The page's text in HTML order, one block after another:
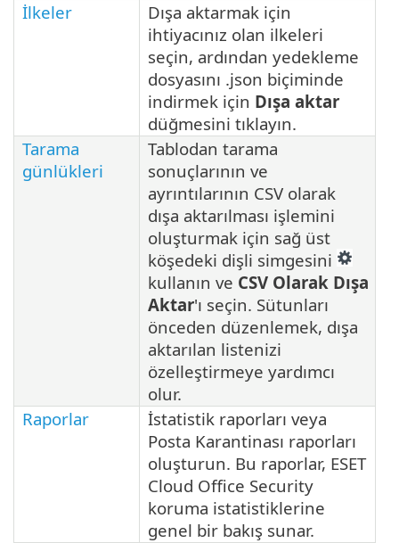
İlkeler
Dışa aktarmak için
ihtiyacınız olan ilkeleri
seçin, ardından yedekleme
dosyasını .json biçiminde
indirmek için Dışa aktar
düğmesini tıklayın.
Tarama
günlükleri
Tablodan tarama
sonuçlarının ve
ayrıntılarının CSV olarak
dışa aktarılması işlemini
oluşturmak için sağ üst
köşedeki dişli simgesini
kullanın ve CSV Olarak Dışa
Aktar'ı seçin. Sütunları
önceden düzenlemek, dışa
aktarılan listenizi
özelleştirmeye yardımcı
olur.
Raporlar
İstatistik raporları veya
Posta Karantinası raporları
oluşturun. Bu raporlar, ESET
Cloud Office Security
koruma istatistiklerine
genel bir bakış sunar.